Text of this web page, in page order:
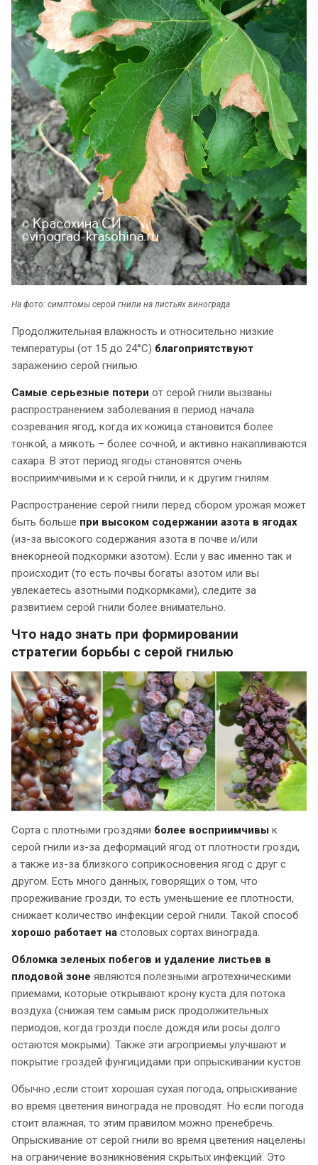
На фото: симптомы серой гнили на листьях винограда
Продолжительная влажность и относительно низкие
температуры (от 15 до 24°С) благоприятствуют
заражению серой гнилью.
Самые серьезные потери от серой гнили вызваны
распространением заболевания в период начала
созревания ягод, когда их кожица становится более
тонкой, а мякоть – более сочной, и активно накапливаются
сахара. В этот период ягоды становятся очень
восприимчивыми и к серой гнили, и к другим гнилям.
Распространение серой гнили перед сбором урожая может
быть больше при высоком содержании азота в ягодах
(из-за высокого содержания азота в почве и/или
внекорнеой подкормки азотом). Если у вас именно так и
происходит (то есть почвы богаты азотом или вы
увлекаетесь азотными подкормками), следите за
развитием серой гнили более внимательно.
Что надо знать при формировании
стратегии борьбы с серой гнилью
Сорта с плотными гроздями более восприимчивы к
серой гнили из-за деформаций ягод от плотности грозди,
а также из-за близкого соприкосновения ягод с друг с
другом. Есть много данных, говорящих о том, что
прореживание грозди, то есть уменьшение ее плотности,
снижает количество инфекции серой гнили. Такой способ
хорошо работает на столовых сортах винограда.
Обломка зеленых побегов и удаление листьев в
плодовой зоне являются полезными агротехническими
приемами, которые открывают крону куста для потока
воздуха (снижая тем самым риск продолжительных
периодов, когда грозди после дождя или росы долго
остаются мокрыми). Также эти агроприемы улучшают и
покрытие гроздей фунгицидами при опрыскивании кустов.
Обычно ,если стоит хорошая сухая погода, опрыскивание
во время цветения винограда не проводят. Но если погода
стоит влажная, то этим правилом можно пренебречь.
Опрыскивание от серой гнили во время цветения нацелены
на ограничение возникновения скрытых инфекций. Это